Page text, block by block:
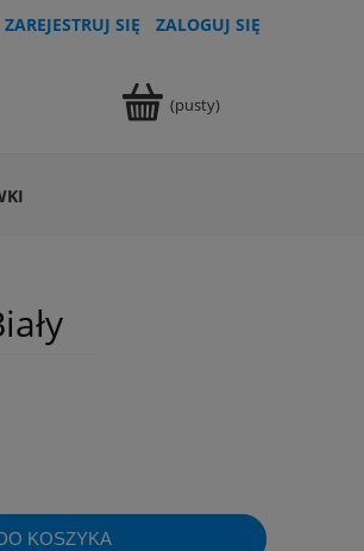
ZAREJESTRUJ SIĘ ZALOGUJ SIĘ
(pusty)
KOSZYKA